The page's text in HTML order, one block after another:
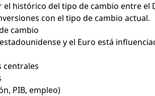
el histórico del tipo de cambio entre
con el tipo de cambio actual.
cambio
y el Euro está
centrales
PIB, empleo)